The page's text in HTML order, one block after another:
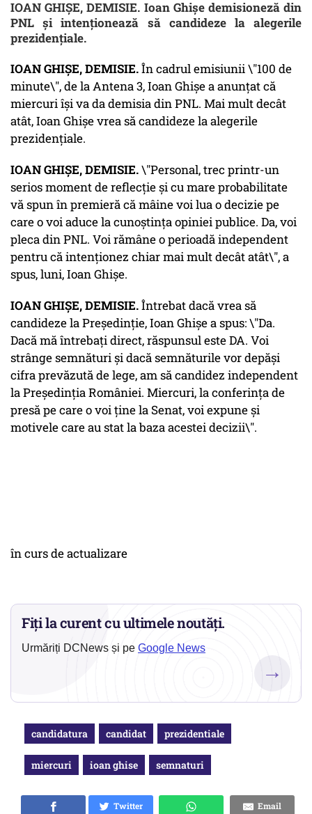
IOAN GHIȘE, DEMISIE. Ioan Ghișe demisioneză din
PNL și intenționează să candideze la alegerile
prezidențiale.
IOAN GHIȘE, DEMISIE.În cadrul emisiunii \"100 de
minute\", de la Antena 3, Ioan Ghișe a anunțat că
miercuri își va da demisia din PNL. Mai mult decât
atât, Ioan Ghișe vrea să candideze la alegerile
prezidențiale.
IOAN GHIȘE, DEMISIE.\"Personal, trec printr-un
serios moment de reflecție și cu mare probabilitate
vă spun în premieră că mâine voi lua o decizie pe
care o voi aduce la cunoștința opiniei publice. Da, voi
pleca din PNL. Voi rămâne o perioadă independent
pentru că intenționez chiar mai mult decât atât\", a
spus, luni, Ioan Ghișe.
IOAN GHIȘE, DEMISIE.Întrebat dacă vrea să
candideze la Președinție, Ioan Ghișe a spus: \"Da.
Dacă mă întrebați direct, răspunsul este DA. Voi
strânge semnături și dacă semnăturile vor depăși
cifra prevăzută de lege, am să candidez independent
la Președinția României. Miercuri, la conferința de
presă pe care o voi ține la Senat, voi expune și
motivele care au stat la baza acestei decizii\".
în curs de actualizare
Fiți la curent cu ultimele noutăți.
Urmăriți DCNews și pe Google News
→
candidatura candidat prezidentiale
miercuri ioan ghise semnaturi
Twitter
Email